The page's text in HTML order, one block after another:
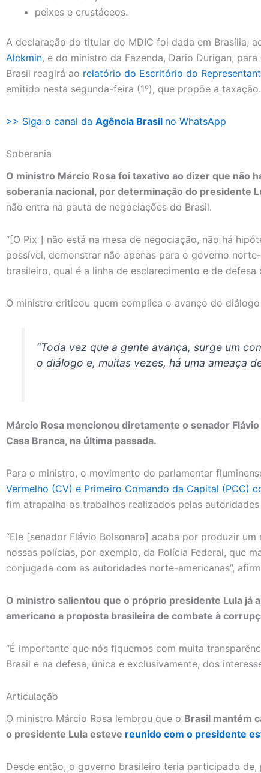
peixes e crustáceos.
A declaração do titular do MDIC foi dada em Brasília,
Alckmin, e do ministro da Fazenda, Dario Durigan,
Brasil reagirá ao relatório do Escritório do
emitido nesta segunda-feira (1º), que propõe a taxação.
>> Siga o canal da Agência Brasil no WhatsApp
Soberania
O ministro Márcio Rosa foi taxativo ao dizer que não
soberania nacional, por determinação do presidente
não entra na pauta de negociações do Brasil.
“[O Pix ] não está na mesa de negociação, não há
possível, demonstrar não apenas para o governo
brasileiro, qual é a linha de esclarecimento e de defesa
O ministro criticou quem complica o avanço do
“Toda vez que a gente avança, surge um
o diálogo e, muitas vezes, há uma ameaça
Márcio Rosa mencionou diretamente o senador
Casa Branca, na última passada.
Para o ministro, o movimento do parlamentar
Vermelho (CV) e Primeiro Comando da Capital (PCC)
fim atrapalha os trabalhos realizados pelas autoridades
“Ele [senador Flávio Bolsonaro] acaba por produzir
nossas polícias, por exemplo, da Polícia Federal, que
conjugada com as autoridades norte-americanas”,
O ministro salientou que o próprio presidente Lula
americano a proposta brasileira de combate à
“É importante que nós fiquemos com muita
Brasil e na defesa, única e exclusivamente, dos
Articulação
O ministro Márcio Rosa lembrou que o Brasil mantém
o presidente Lula esteve reunido com o presidente
Desde então, o governo brasileiro teria participado